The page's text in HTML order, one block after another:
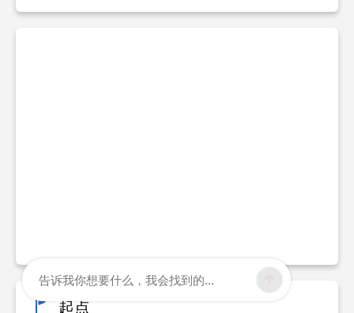
起点
告诉我你想要什么，我会找到的...